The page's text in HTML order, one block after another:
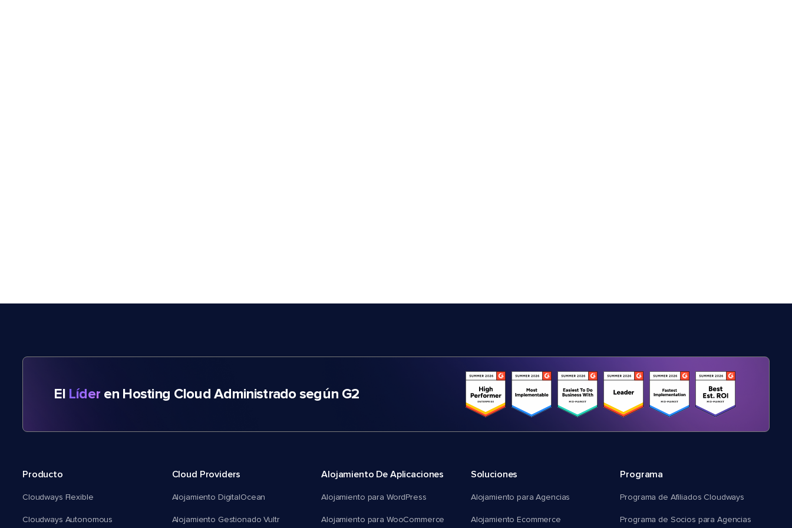
El Líder en Hosting Cloud Administrado según G2
Producto
Cloudways Flexible
Cloudways Autonomous
Cloud Providers
Alojamiento DigitalOcean
Alojamiento Gestionado Vultr
Alojamiento De Aplicaciones
Alojamiento para WordPress
Alojamiento para WooCommerce
Soluciones
Alojamiento para Agencias
Alojamiento Ecommerce
Programa
Programa de Afiliados Cloudways
Programa de Socios para Agencias